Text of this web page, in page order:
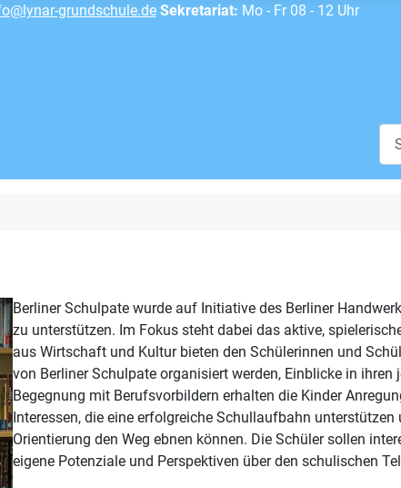
grundschule.de Sekretariat: Mo - Fr 08 - 12 Uhr
Berliner Schulpate wurde auf Initiative des Berliner
zu unterstützen. Im Fokus steht dabei das aktive,
aus Wirtschaft und Kultur bieten den Schülerinnen und
von Berliner Schulpate organisiert werden, Einblicke in
Begegnung mit Berufsvorbildern erhalten die Kinder
Interessen, die eine erfolgreiche Schullaufbahn
Orientierung den Weg ebnen können. Die Schüler sollen
eigene Potenziale und Perspektiven über den schulischen